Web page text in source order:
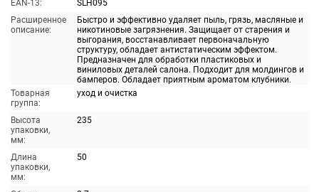
EAN-13:
SLH095
Расширенное
описание:
Быстро и эффективно удаляет пыль, грязь, масляные и
никотиновые загрязнения. Защищает от старения и
выгорания, восстанавливает первоначальную
структуру, обладает антистатическим эффектом.
Предназначен для обработки пластиковых и
виниловых деталей салона. Подходит для молдингов и
бамперов. Обладает приятным ароматом клубники.
Товарная
группа:
уход и очистка
Высота
упаковки,
мм:
235
Длина
упаковки,
мм:
50